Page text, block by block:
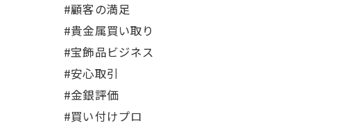
#顧客の満足
#貴金属買い取り
#宝飾品ビジネス
#安心取引
#金銀評価
#買い付けプロ